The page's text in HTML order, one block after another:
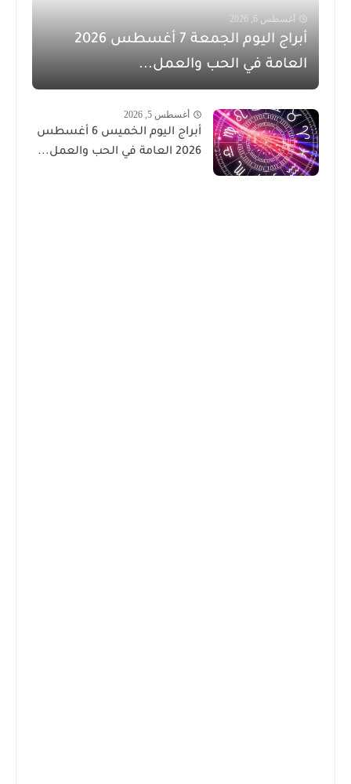
أغسطس 6, 2026
أبراج اليوم الجمعة 7 أغسطس 2026
العامة في الحب والعمل...
أغسطس 5, 2026
أبراج اليوم الخميس 6 أغسطس
2026 العامة في الحب والعمل...